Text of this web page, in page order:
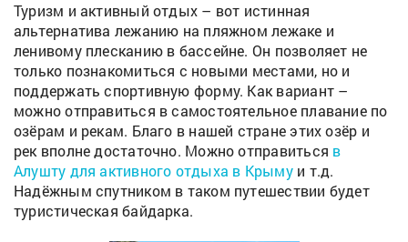
Туризм и активный отдых – вот истинная
альтернатива лежанию на пляжном лежаке и
ленивому плесканию в бассейне. Он позволяет не
только познакомиться с новыми местами, но и
поддержать спортивную форму. Как вариант –
можно отправиться в самостоятельное плавание по
озёрам и рекам. Благо в нашей стране этих озёр и
рек вполне достаточно. Можно отправиться в
Алушту для активного отдыха в Крымуи т.д.
Надёжным спутником в таком путешествии будет
туристическая байдарка.